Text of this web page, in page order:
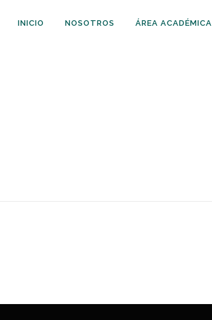
INICIO NOSOTROS ÁREA ACADÉMICA